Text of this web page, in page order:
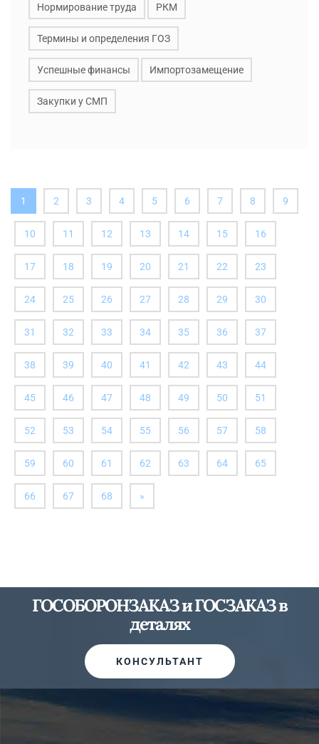
Нормирование труда РКМ
Термины и определения ГОЗ
Успешные финансы Импортозамещение
Закупки у СМП
1
здесь)
2 3 4 5 6 7 8 9
10 11 12 13 14 15 16
17 18 19 20 21 22 23
24 25 26 27 28 29 30
31 32 33 34 35 36 37
38 39 40 41 42 43 44
45 46 47 48 49 50 51
52 53 54 55 56 57 58
59 60 61 62 63 64 65
66 67 68 »
ГОСОБОРОНЗАКАЗ и ГОСЗАКАЗ в
деталях
КОНСУЛЬТАНТ